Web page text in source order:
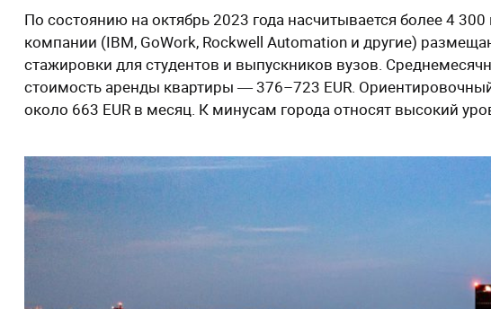
По состоянию на октябрь 2023 года насчитывается более 4
компании (IBM, GoWork, Rockwell Automation и другие)
стажировки для студентов и выпускников вузов.
стоимость аренды квартиры ― 376–723 EUR.
около 663 EUR в месяц. К минусам города относят высокий